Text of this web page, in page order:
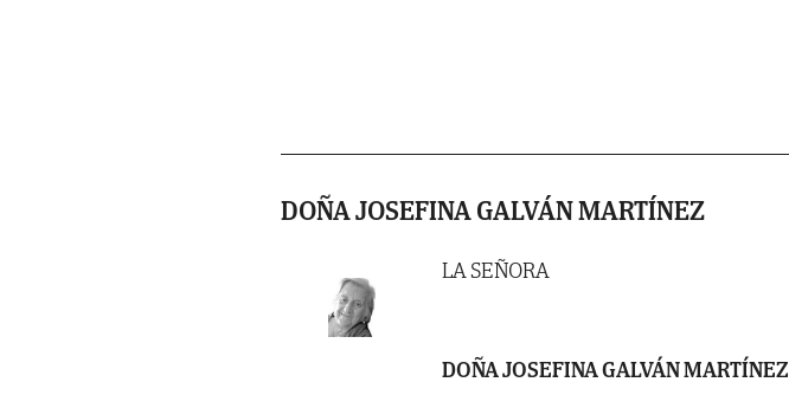
DOÑA JOSEFINA GALVÁN MARTÍNEZ
LA SEÑORA
DOÑA JOSEFINA GALVÁN MARTÍNEZ